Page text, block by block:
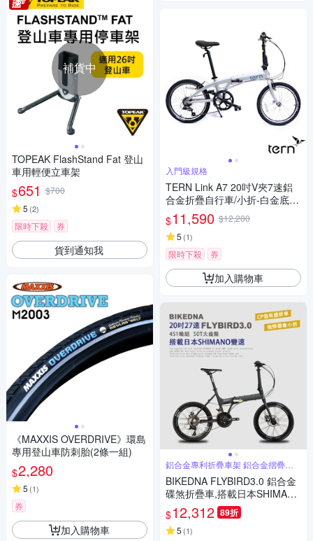
補貨中
TOPEAK FlashStand Fat 登山
車用輕便立車架
$651 $700
5 (2)
限時下殺 券
貨到通知我
《MAXXIS OVERDRIVE》環島
專用登山車防刺胎(2條一組)
$2,280
5 (1)
券
加入購物車
入門級規格
TERN Link A7 20吋V夾7速鋁
合金折疊自行車/小折-白金底藍
標
$11,590 $12,200
5 (1)
限時下殺 券
加入購物車
鋁合金專利折疊車架 鋁合金摺疊立
管
BIKEDNA FLYBIRD3.0 鋁合金
碟煞折疊車,搭載日本SHIMAN2
7速SORA套件 50T培林大盤 45
1輪組前後輪快拆強悍都會小折
$12,312 89折
5 (1)